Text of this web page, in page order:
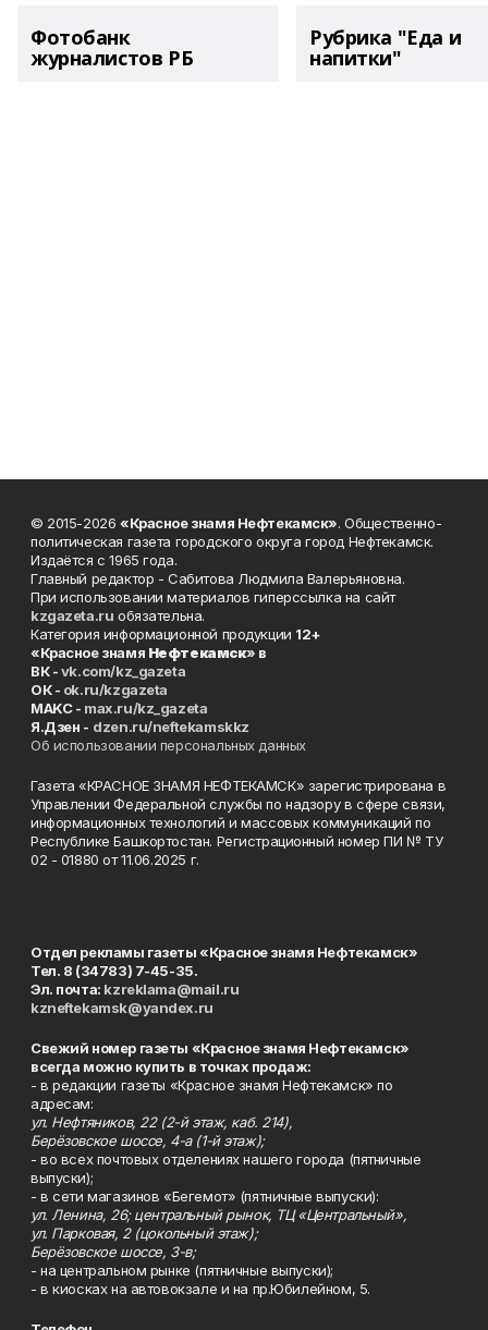
Фотобанк
журналистов РБ
Рубрика "Еда и
напитки"
© 2015-2026 «Красное знамя Нефтекамск». Общественно-
политическая газета городского округа город Нефтекамск.
Издаётся с 1965 года.
Главный редактор - Сабитова Людмила Валерьяновна.
При использовании материалов гиперссылка на сайт
kzgazeta.ru обязательна.
Категория информационной продукции 12+
«Красное знамя Нефтекамск» в
ВК -vk.com/kz_gazeta
ОК - ok.ru/kzgazeta
MAKC - max.ru/kz_gazeta
Я.Дзен - dzen.ru/neftekamskkz
Об использовании персональных данных
Газета «КРАСНОЕ ЗНАМЯ НЕФТЕКАМСК» зарегистрирована в
Управлении Федеральной службы по надзору в сфере связи,
информационных технологий и массовых коммуникаций по
Республике Башкортостан. Регистрационный номер ПИ № ТУ
02 - 01880 от 11.06.2025 г.
Отдел рекламы газеты «Красное знамя Нефтекамск»
Тел. 8 (34783) 7-45-35.
Эл. почта: kzreklama@mail.ru
kzneftekamsk@yandex.ru
Свежий номер газеты «Красное знамя Нефтекамск»
всегда можно купить в точках продаж:
- в редакции газеты «Красное знамя Нефтекамск» по
адресам:
ул. Нефтяников, 22 (2-й этаж, каб. 214),
Берёзовское шоссе, 4-а (1-й этаж);
- во всех почтовых отделениях нашего города (пятничные
выпуски);
- в сети магазинов «Бегемот» (пятничные выпуски):
ул. Ленина, 26; центральный рынок, ТЦ «Центральный»,
ул. Парковая, 2 (цокольный этаж);
Берёзовское шоссе, 3-в;
- на центральном рынке (пятничные выпуски);
- в киосках на автовокзале и на пр.Юбилейном, 5.